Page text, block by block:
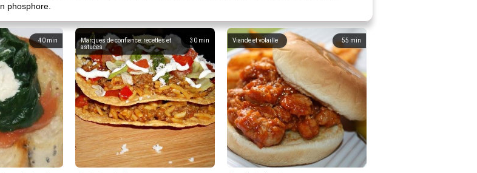
phosphore.
40 min 30 min
Marques de confiance: recettes et
astuces
55 min
Viande et volaille